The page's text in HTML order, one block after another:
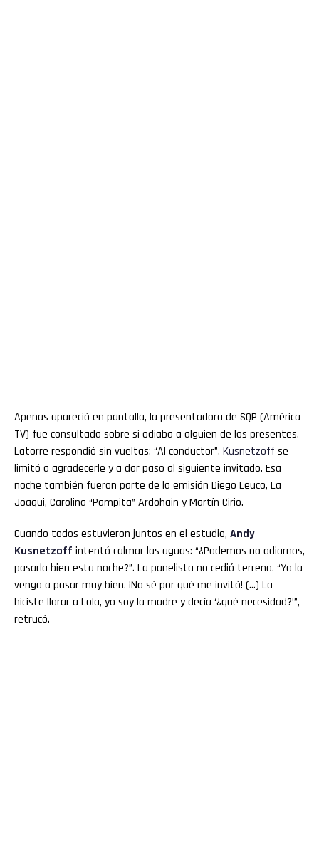
Apenas apareció en pantalla, la presentadora de SQP (América
TV) fue consultada sobre si odiaba a alguien de los presentes.
Latorre respondió sin vueltas: “Al conductor”. Kusnetzoff se
limitó a agradecerle y a dar paso al siguiente invitado. Esa
noche también fueron parte de la emisión Diego Leuco, La
Joaqui, Carolina “Pampita” Ardohain y Martín Cirio.
Cuando todos estuvieron juntos en el estudio, Andy
Kusnetzoff intentó calmar las aguas: “¿Podemos no odiarnos,
pasarla bien esta noche?”. La panelista no cedió terreno. “Yo la
vengo a pasar muy bien. ¡No sé por qué me invitó! (…) La
hiciste llorar a Lola, yo soy la madre y decía ‘¿qué necesidad?’”,
retrucó.